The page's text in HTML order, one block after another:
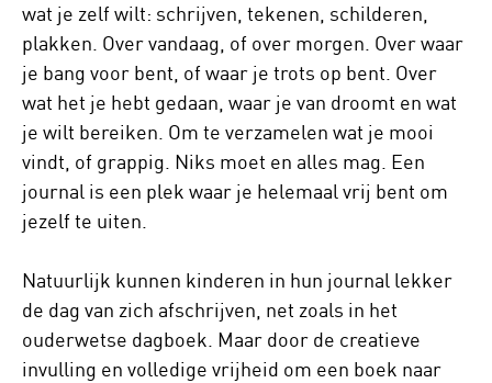
wat je zelf wilt: schrijven, tekenen, schilderen,
plakken. Over vandaag, of over morgen. Over waar
je bang voor bent, of waar je trots op bent. Over
wat het je hebt gedaan, waar je van droomt en wat
je wilt bereiken. Om te verzamelen wat je mooi
vindt, of grappig. Niks moet en alles mag. Een
journal is een plek waar je helemaal vrij bent om
jezelf te uiten.
Natuurlijk kunnen kinderen in hun journal lekker
de dag van zich afschrijven, net zoals in het
ouderwetse dagboek. Maar door de creatieve
invulling en volledige vrijheid om een boek naar